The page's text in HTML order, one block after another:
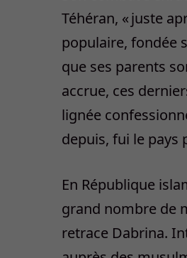
Téhéran, « juste
populaire, fondée
que ses parents
accrue, ces
lignée
depuis, fui le pays
En République
grand nombre de
retrace Dabrina.